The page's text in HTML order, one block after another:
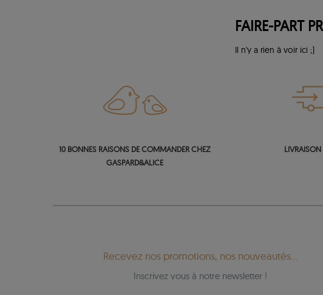
FAIRE-PART
Il n'y a rien à voir ici ;)
10 BONNES RAISONS DE COMMANDER CHEZ
GASPARD&ALICE
LIVRAISON
Recevez nos promotions, nos nouveautés...
Inscrivez vous à notre newsletter !